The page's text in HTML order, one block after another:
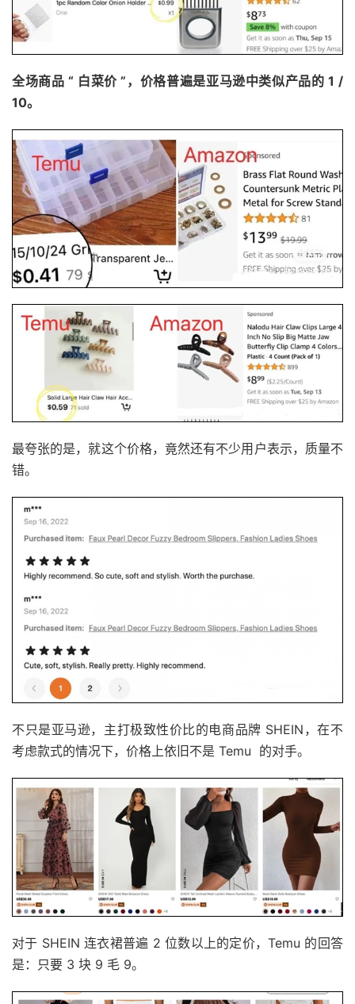
全场商品 “ 白菜价 ”，价格普遍是亚马逊中类似产品的 1 /
10。
最夸张的是，就这个价格，竟然还有不少用户表示，质量不
错。
不只是亚马逊，主打极致性价比的电商品牌 SHEIN，在不
考虑款式的情况下，价格上依旧不是 Temu 的对手。
对于 SHEIN 连衣裙普遍 2 位数以上的定价，Temu 的回答
是：只要 3 块 9 毛 9。